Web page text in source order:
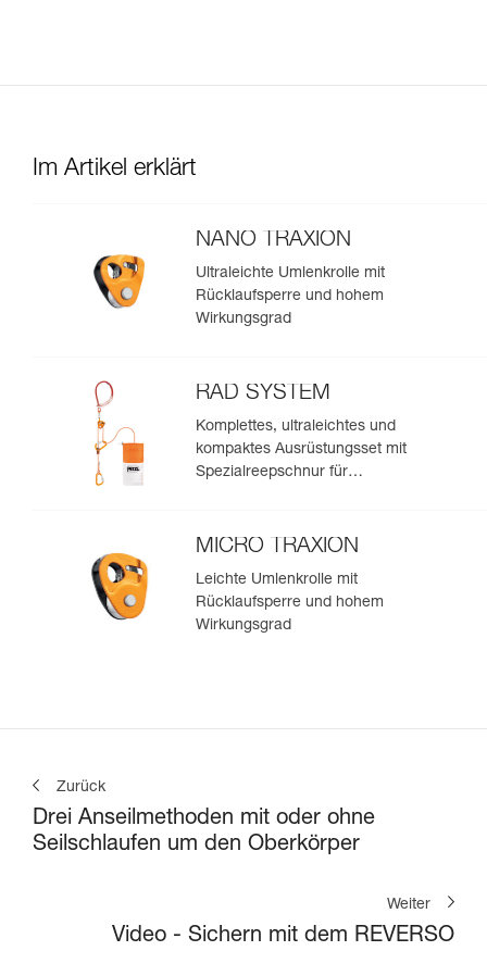
Im Artikel erklärt
NANO TRAXION
Ultraleichte Umlenkrolle mit
Rücklaufsperre und hohem
Wirkungsgrad
RAD SYSTEM
Komplettes, ultraleichtes und
kompaktes Ausrüstungsset mit
Spezialreepschnur für
Abseilen und zum Anseilen am
zu umfahren
MICRO TRAXION
Leichte Umlenkrolle mit
Rücklaufsperre und hohem
Wirkungsgrad
Zurück
Drei Anseilmethoden mit oder ohne
Seilschlaufen um den Oberkörper
Weiter
Video - Sichern mit dem REVERSO